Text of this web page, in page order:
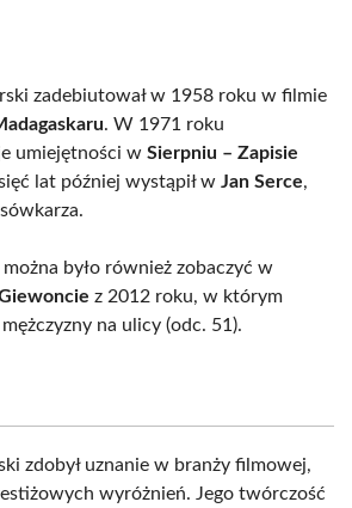
zadebiutował w 1958 roku w filmie
. W 1971 roku
umiejętności w Sierpniu – Zapisie
lat później wystąpił w Jan Serce,
było również zobaczyć w
z 2012 roku, w którym
na ulicy (odc. 51).
zdobył uznanie w branży filmowej,
wyróżnień. Jego twórczość